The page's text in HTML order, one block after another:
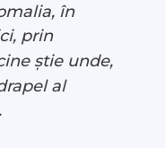
în
prin
știe unde,
al